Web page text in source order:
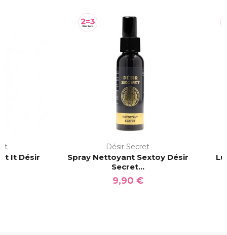
It Désir
Désir Secret
Spray Nettoyant Sextoy Désir
Secret...
9,90 €